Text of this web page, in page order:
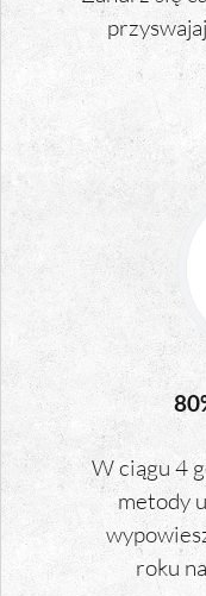
W ciągu 4
metody
roku